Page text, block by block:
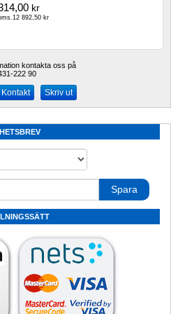
kr
892,50 kr
kontakta oss på
222 90
Kontakt Skriv ut
Spara